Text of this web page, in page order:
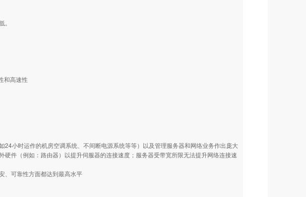
和高速性
小时运作的机房空调系统、不间断电源系统等等）以及管理服务器和网络业务作出庞大
件（例如：路由器）以提升伺服器的连接速度；服务器受带宽所限无法提升网络连接速
、可靠性方面都达到最高水平